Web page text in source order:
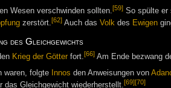
Wesen verschwinden sollten.[59]So spülte er
zerstört.[62]Auch das Volkdes Ewigen
des Gleichgewichts
Krieg der Götterfort.[66]Am Ende bezwang
waren, folgte Innos den Anweisungen von
das Gleichgewicht wiederherstellt.[69][70]